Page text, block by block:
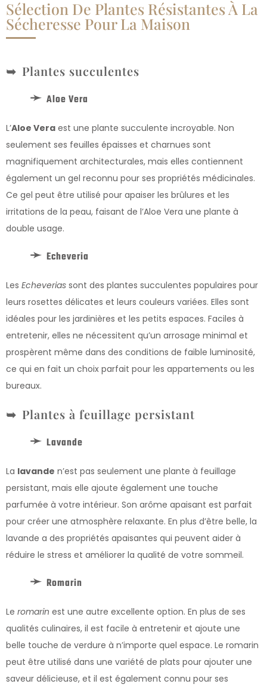
Sélection De Plantes Résistantes À La
Sécheresse Pour La Maison
Plantes succulentes
Aloe Vera
L’Aloe Vera est une plante succulente incroyable. Non
seulement ses feuilles épaisses et charnues sont
magnifiquement architecturales, mais elles contiennent
également un gel reconnu pour ses propriétés médicinales.
Ce gel peut être utilisé pour apaiser les brûlures et les
irritations de la peau, faisant de l’Aloe Vera une plante à
double usage.
Echeveria
Les Echeverias sont des plantes succulentes populaires pour
leurs rosettes délicates et leurs couleurs variées. Elles sont
idéales pour les jardinières et les petits espaces. Faciles à
entretenir, elles ne nécessitent qu’un arrosage minimal et
prospèrent même dans des conditions de faible luminosité,
ce qui en fait un choix parfait pour les appartements ou les
bureaux.
Plantes à feuillage persistant
Lavande
La lavande n’est pas seulement une plante à feuillage
persistant, mais elle ajoute également une touche
parfumée à votre intérieur. Son arôme apaisant est parfait
pour créer une atmosphère relaxante. En plus d’être belle, la
lavande a des propriétés apaisantes qui peuvent aider à
réduire le stress et améliorer la qualité de votre sommeil.
Romarin
Le romarin est une autre excellente option. En plus de ses
qualités culinaires, il est facile à entretenir et ajoute une
belle touche de verdure à n’importe quel espace. Le romarin
peut être utilisé dans une variété de plats pour ajouter une
saveur délicieuse, et il est également connu pour ses